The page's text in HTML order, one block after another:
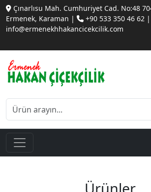
Çınarlısu Mah. Cumhuriyet Cad. No:48
Ermenek, Karaman |
+90 533 350 46 62 |
info@ermenekhhakancicekcilik.com